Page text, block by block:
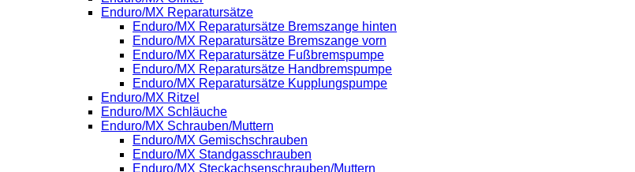
Enduro/MX Reparatursätze
Enduro/MX Reparatursätze Bremszange hinten
Enduro/MX Reparatursätze Bremszange vorn
Enduro/MX Reparatursätze Fußbremspumpe
Enduro/MX Reparatursätze Handbremspumpe
Enduro/MX Reparatursätze Kupplungspumpe
Enduro/MX Ritzel
Enduro/MX Schläuche
Enduro/MX Schrauben/Muttern
Enduro/MX Gemischschrauben
Enduro/MX Standgasschrauben
Enduro/MX Steckachsenschrauben/Muttern